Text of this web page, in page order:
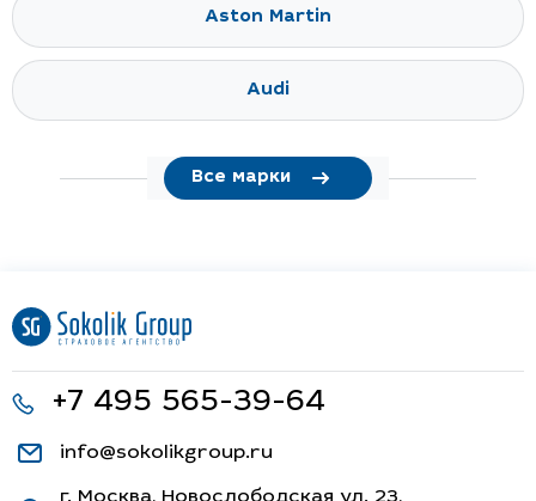
Aston Martin
Audi
Все марки
+7 495 565-39-64
info@sokolikgroup.ru